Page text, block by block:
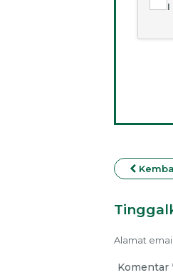
I
Alamat
Komentar